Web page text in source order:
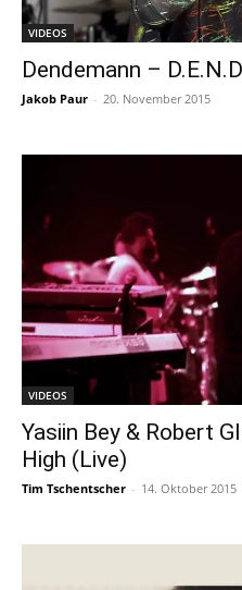
VIDEOS
Dendemann –
Jakob Paur - 20. November 2015
VIDEOS
Yasiin Bey & Robert
High (Live)
Tim Tschentscher - 14. Oktober 2015